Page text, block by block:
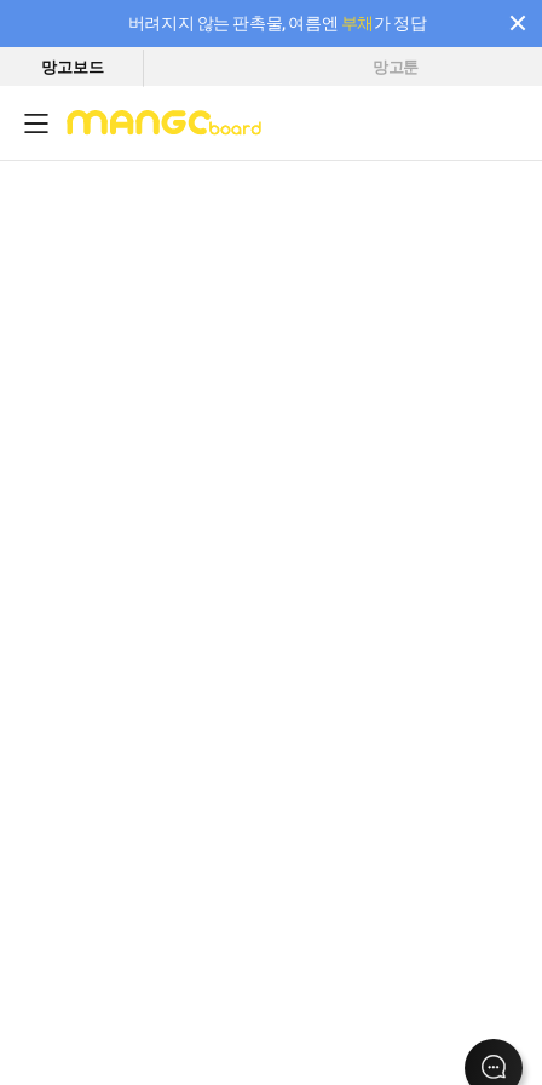
버려지지 않는 판촉물, 여름엔 부채가 정답
필요한 만큼 충전하고 끊김 없이 작업하세요! 새로워진 AI 부스터 요금제
망고보드 망고툰